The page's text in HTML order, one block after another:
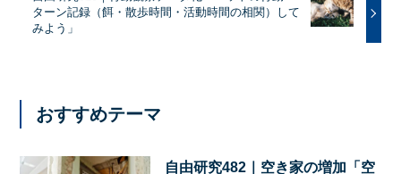
ターン記録（餌・散歩時間・活動時間の相関）して
みよう」
おすすめテーマ
自由研究482｜空き家の増加「空